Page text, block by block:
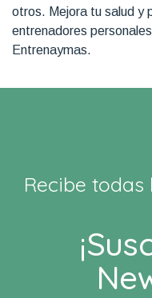
otros. Mejora tu salud y
entrenadores
Entrenaymas.
Recibe